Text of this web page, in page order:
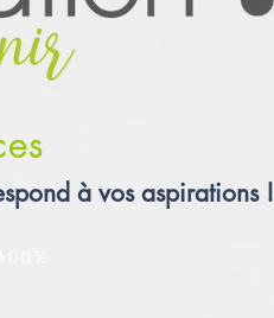
à vos aspirations !